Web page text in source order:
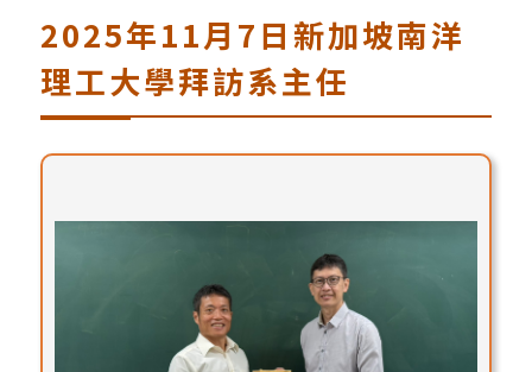
2025年11月7日新加坡南洋
理工大學拜訪系主任